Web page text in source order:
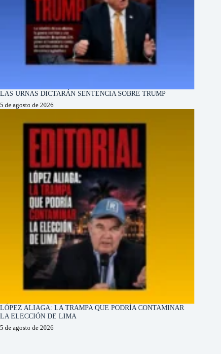
LAS URNAS DICTARÁN SENTENCIA SOBRE TRUMP
5 de agosto de 2026
LÓPEZ ALIAGA: LA TRAMPA QUE PODRÍA CONTAMINAR
LA ELECCIÓN DE LIMA
5 de agosto de 2026